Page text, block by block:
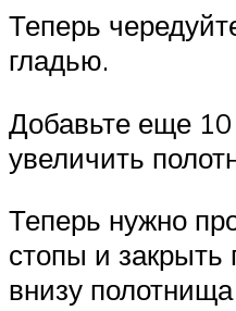
Теперь
гладью.
Добавьте еще 10
увеличить
Теперь нужно
стопы и закрыть
внизу